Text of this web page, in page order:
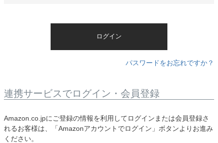
ログイン
パスワードをお忘れですか？
連携サービスでログイン・会員登録
Amazon.co.jpにご登録の情報を利用してログインまたは会員登録さ
れるお客様は、「Amazonアカウントでログイン」ボタンよりお進み
ください。